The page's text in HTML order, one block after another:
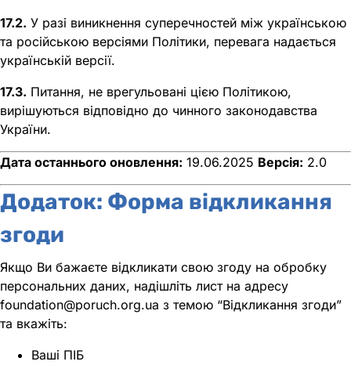
17.2. У разі виникнення суперечностей між українською
та російською версіями Політики, перевага надається
українській версії.
17.3. Питання, не врегульовані цією Політикою,
вирішуються відповідно до чинного законодавства
України.
Дата останнього оновлення: 19.06.2025 Версія: 2.0
Додаток: Форма відкликання
згоди
Якщо Ви бажаєте відкликати свою згоду на обробку
персональних даних, надішліть лист на адресу
foundation@poruch.org.ua з темою “Відкликання згоди”
та вкажіть:
Ваші ПІБ